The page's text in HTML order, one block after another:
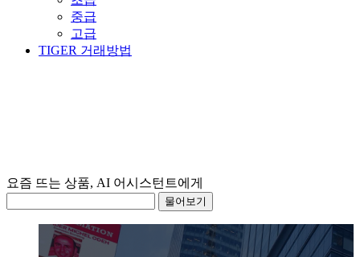
중급
고급
TIGER 거래방법
요즘 뜨는 상품, AI 어시스턴트에게 물어보
물어보기